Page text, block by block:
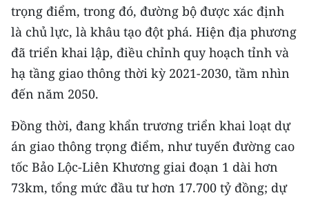
trọng điểm, trong đó, đường bộ được xác định
là chủ lực, là khâu tạo đột phá. Hiện địa phương
đã triển khai lập, điều chỉnh quy hoạch tỉnh và
hạ tầng giao thông thời kỳ 2021-2030, tầm nhìn
đến năm 2050.
Đồng thời, đang khẩn trương triển khai loạt dự
án giao thông trọng điểm, như tuyến đường cao
tốc Bảo Lộc-Liên Khương giai đoạn 1 dài hơn
73km, tổng mức đầu tư hơn 17.700 tỷ đồng; dự